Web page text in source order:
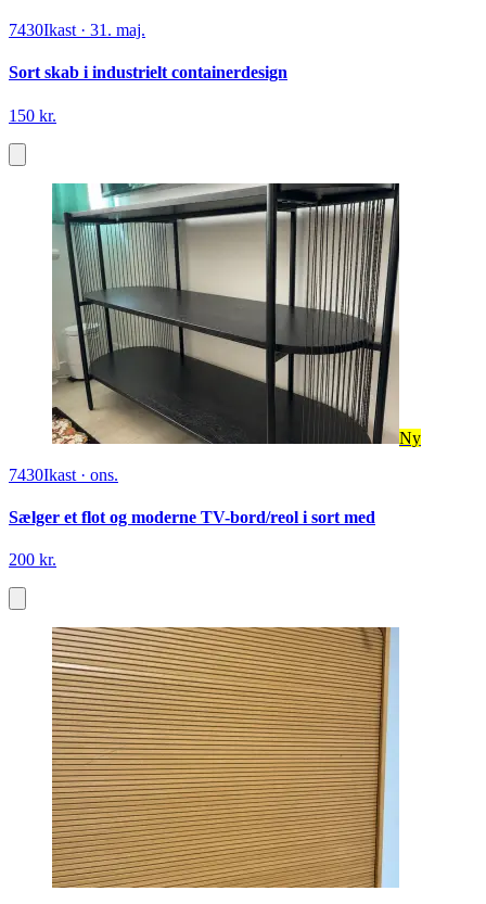
7430Ikast · 31. maj.
Sort skab i industrielt containerdesign
150 kr.
Ny
7430Ikast · ons.
Sælger et flot og moderne TV-bord/reol i sort med
200 kr.